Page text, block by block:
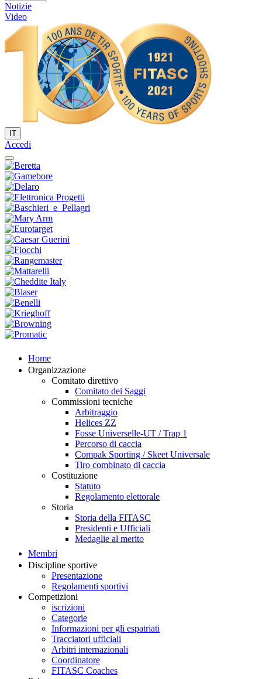
Notizie
Video
IT
Accedi
Home
Organizzazione
Comitato direttivo
Comitato dei Saggi
Commissioni tecniche
Arbitraggio
Helices ZZ
Fosse Universelle-UT / Trap 1
Percorso di caccia
Compak Sporting / Skeet Universale
Tiro combinato di caccia
Costituzione
Statuto
Regolamento elettorale
Storia
Storia della FITASC
Presidenti e Ufficiali
Medaglie al merito
Membri
Discipline sportive
Presentazione
Regolamenti sportivi
Competizioni
iscrizioni
Categorie
Informazioni per gli espatriati
Tracciatori ufficiali
Arbitri internazionali
Coordinatore
FITASC Coaches